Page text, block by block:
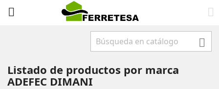
 

Listado de productos por marca
ADEFEC DIMANI